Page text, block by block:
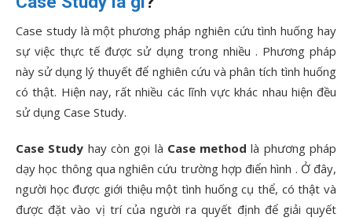
Case study là một phương pháp nghiên cứu tình huống hay
sự việc thực tế được sử dụng trong nhiều . Phương pháp
này sử dụng lý thuyết để nghiên cứu và phân tích tình huống
có thật. Hiện nay, rất nhiều các lĩnh vực khác nhau hiện đều
sử dụng Case Study.
Case Study hay còn gọi là Case method là phương pháp
dạy học thông qua nghiên cứu trường hợp điển hình . Ở đây,
người học được giới thiệu một tình huống cụ thể, có thật và
được đặt vào vị trí của người ra quyết định để giải quyết